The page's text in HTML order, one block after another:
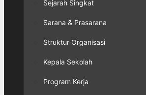
Sejarah Singkat
Sarana & Prasarana
Struktur Organisasi
Kepala Sekolah
Program Kerja